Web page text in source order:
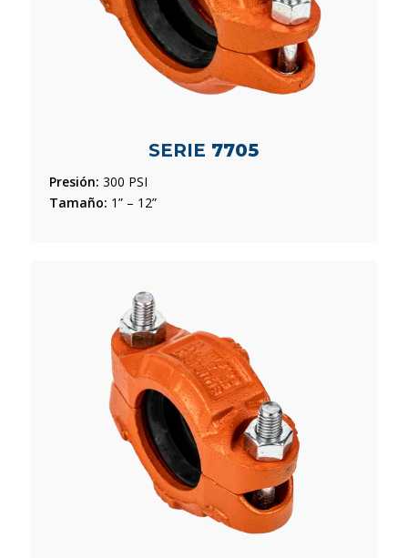
SERIE 7705
Presión: 300 PSI
Tamaño: 1” – 12”